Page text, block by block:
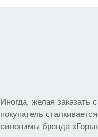
Иногда, желая заказать
покупатель
синонимы бренда